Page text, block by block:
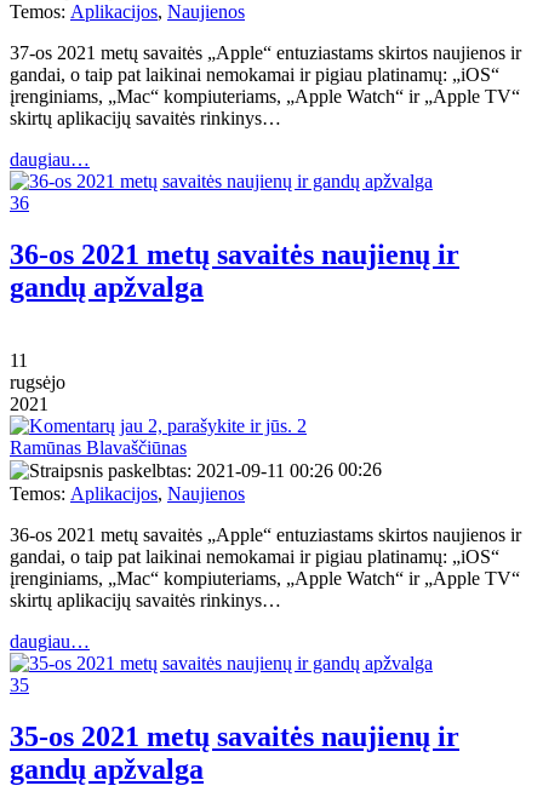
Temos: Aplikacijos, Naujienos
37-os 2021 metų savaitės „Apple“ entuziastams skirtos naujienos ir
gandai, o taip pat laikinai nemokamai ir pigiau platinamų: „iOS“
įrenginiams, „Mac“ kompiuteriams, „Apple Watch“ ir „Apple TV“
skirtų aplikacijų savaitės rinkinys…
daugiau…
36
36-os 2021 metų savaitės naujienų ir
gandų apžvalga
11
rugsėjo
2021
2
Ramūnas Blavaščiūnas
00:26
Temos: Aplikacijos, Naujienos
36-os 2021 metų savaitės „Apple“ entuziastams skirtos naujienos ir
gandai, o taip pat laikinai nemokamai ir pigiau platinamų: „iOS“
įrenginiams, „Mac“ kompiuteriams, „Apple Watch“ ir „Apple TV“
skirtų aplikacijų savaitės rinkinys…
daugiau…
35
35-os 2021 metų savaitės naujienų ir
gandų apžvalga